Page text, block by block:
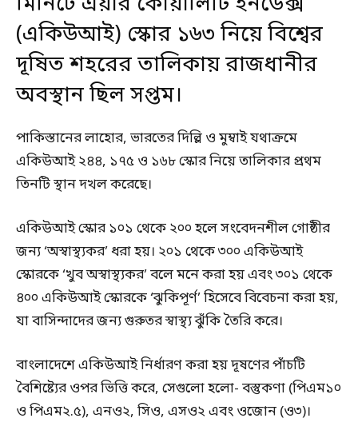
(একিউআই) স্কোর ১৬৩ নিয়ে বিশ্বের
দূষিত শহরের তালিকায় রাজধানীর
অবস্থান ছিল সপ্তম।
পাকিস্তানের লাহোর, ভারতের দিল্লি ও মুম্বাই যথাক্রমে
একিউআই ২৪৪, ১৭৫ ও ১৬৮ স্কোর নিয়ে তালিকার প্রথম
তিনটি স্থান দখল করেছে।
একিউআই স্কোর ১০১ থেকে ২০০ হলে সংবেদনশীল গোষ্ঠীর
জন্য ‘অস্বাস্থ্যকর’ ধরা হয়। ২০১ থেকে ৩০০ একিউআই
স্কোরকে ‘খুব অস্বাস্থ্যকর’ বলে মনে করা হয় এবং ৩০১ থেকে
৪০০ একিউআই স্কোরকে ‘ঝুকিপূর্ণ’ হিসেবে বিবেচনা করা হয়,
যা বাসিন্দাদের জন্য গুরুতর স্বাস্থ্য ঝুঁকি তৈরি করে।
বাংলাদেশে একিউআই নির্ধারণ করা হয় দূষণের পাঁচটি
বৈশিষ্ট্যের ওপর ভিত্তি করে, সেগুলো হলো- বস্তুকণা (পিএম১০
ও পিএম২.৫), এনও২, সিও, এসও২ এবং ওজোন (ও৩)।